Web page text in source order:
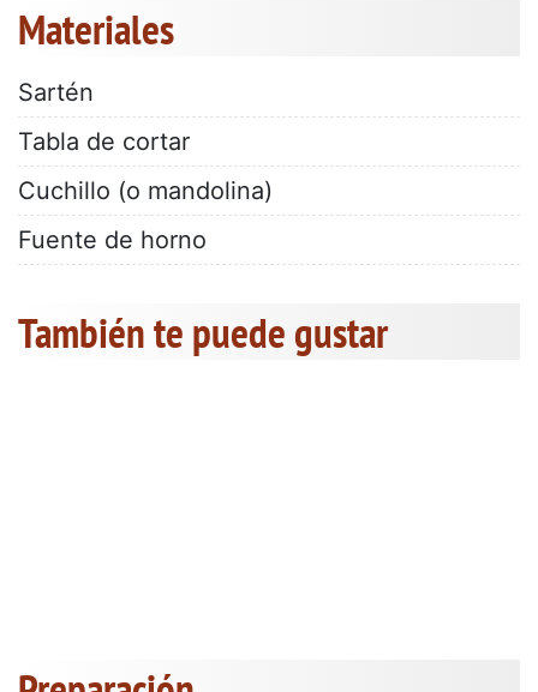
Materiales
Sartén
Tabla de cortar
Cuchillo (o mandolina)
Fuente de horno
También te puede gustar